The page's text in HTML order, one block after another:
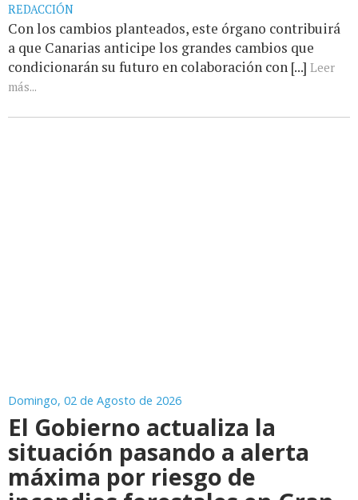
REDACCIÓN
Con los cambios planteados, este órgano contribuirá
a que Canarias anticipe los grandes cambios que
condicionarán su futuro en colaboración con [...] Leer
más...
Domingo, 02 de Agosto de 2026
El Gobierno actualiza la
situación pasando a alerta
máxima por riesgo de